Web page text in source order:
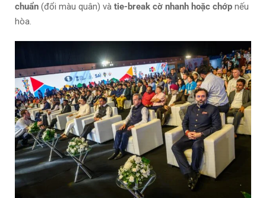
chuẩn (đổi màu quân) và tie-break cờ nhanh hoặc chớp nếu
hòa.